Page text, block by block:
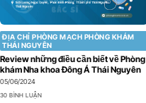
ĐỊA CHỈ PHÒNG MẠCH PHÒNG KHÁM
THÁI NGUYÊN
Review những điều cần biết về Phòng
khám Nha khoa Đông Á Thái Nguyên
05/06/2024
30 BÌNH LUẬN